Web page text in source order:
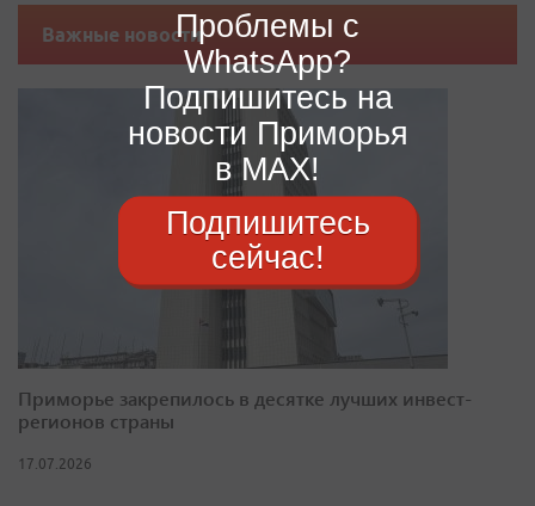
Важные новости
Приморье закрепилось в десятке лучших инвест-
регионов страны
17.07.2026
Проблемы с
WhatsApp?
Подпишитесь на
новости Приморья
в MAX!
Подпишитесь
сейчас!